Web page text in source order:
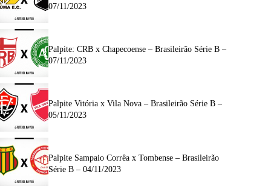
07/11/2023
Palpite: CRB x Chapecoense – Brasileirão Série B –
07/11/2023
Palpite Vitória x Vila Nova – Brasileirão Série B –
05/11/2023
Palpite Sampaio Corrêa x Tombense – Brasileirão
Série B – 04/11/2023